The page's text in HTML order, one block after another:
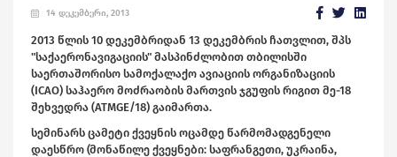
14 დეკემბერი, 2013
2013 წლის 10 დეკემბრიდან 13 დეკემბრის ჩათვლით, შპს
"საქაერონავიგაციის" მასპინძლობით თბილისში
საერთაშორისო სამოქალაქო ავიაციის ორგანიზაციის
(ICAO) საჰაერო მოძრაობის მართვის ჯგუფის რიგით მე-18
შეხვედრა (ATMGE/18) გაიმართა.
სემინარს ცამეტი ქვეყნის ოცამდე წარმომადგენელი
დაესწრო (მონაწილე ქვეყნები: საფრანგეთი, უკრაინა,